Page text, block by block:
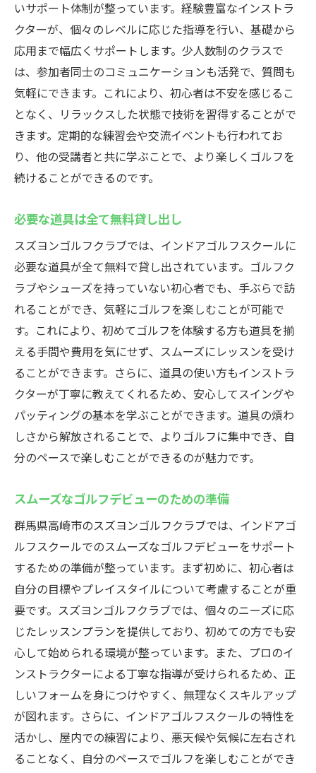
いサポート体制が整っています。経験豊富なインストラ
クターが、個々のレベルに応じた指導を行い、基礎から
応用まで幅広くサポートします。少人数制のクラスで
は、参加者同士のコミュニケーションも活発で、質問も
気軽にできます。これにより、初心者は不安を感じるこ
となく、リラックスした状態で技術を習得することがで
きます。定期的な練習会や交流イベントも行われてお
り、他の受講者と共に学ぶことで、より楽しくゴルフを
続けることができるのです。
必要な道具は全て無料貸し出し
スズヨンゴルフクラブでは、インドアゴルフスクールに
必要な道具が全て無料で貸し出されています。ゴルフク
ラブやシューズを持っていない初心者でも、手ぶらで訪
れることができ、気軽にゴルフを楽しむことが可能で
す。これにより、初めてゴルフを体験する方も道具を揃
える手間や費用を気にせず、スムーズにレッスンを受け
ることができます。さらに、道具の使い方もインストラ
クターが丁寧に教えてくれるため、安心してスイングや
パッティングの基本を学ぶことができます。道具の煩わ
しさから解放されることで、よりゴルフに集中でき、自
分のペースで楽しむことができるのが魅力です。
スムーズなゴルフデビューのための準備
群馬県高崎市のスズヨンゴルフクラブでは、インドアゴ
ルフスクールでのスムーズなゴルフデビューをサポート
するための準備が整っています。まず初めに、初心者は
自分の目標やプレイスタイルについて考慮することが重
要です。スズヨンゴルフクラブでは、個々のニーズに応
じたレッスンプランを提供しており、初めての方でも安
心して始められる環境が整っています。また、プロのイ
ンストラクターによる丁寧な指導が受けられるため、正
しいフォームを身につけやすく、無理なくスキルアップ
が図れます。さらに、インドアゴルフスクールの特性を
活かし、屋内での練習により、悪天候や気候に左右され
ることなく、自分のペースでゴルフを楽しむことができ